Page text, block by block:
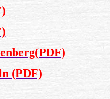
(PDF)